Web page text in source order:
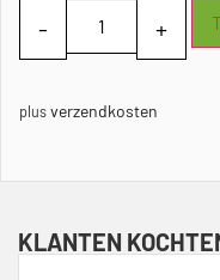
plusverzendkosten
KLANTEN